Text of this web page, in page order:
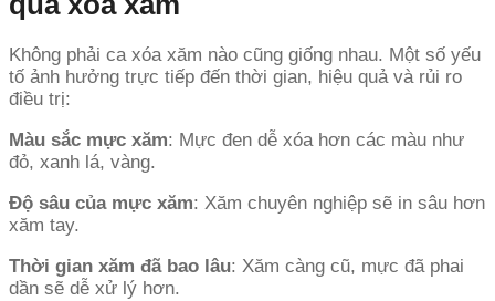
Không phải ca xóa xăm nào cũng giống nhau. Một số yếu
tố ảnh hưởng trực tiếp đến thời gian, hiệu quả và rủi ro
điều trị:
Màu sắc mực xăm: Mực đen dễ xóa hơn các màu như
đỏ, xanh lá, vàng.
Độ sâu của mực xăm: Xăm chuyên nghiệp sẽ in sâu hơn
xăm tay.
Thời gian xăm đã bao lâu: Xăm càng cũ, mực đã phai
dần sẽ dễ xử lý hơn.